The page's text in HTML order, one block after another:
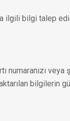
ilgili bilgi talep
numaranızı veya
bilgilerin